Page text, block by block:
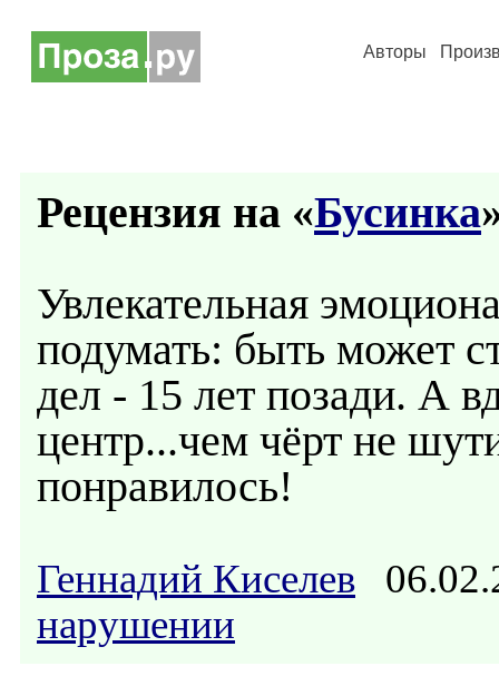
Авторы
Рецензия на «Бусинка
Увлекательная
подумать: быть может
дел - 15 лет позади. А
центр...чем чёрт не
понравилось!
Геннадий Киселев
нарушении